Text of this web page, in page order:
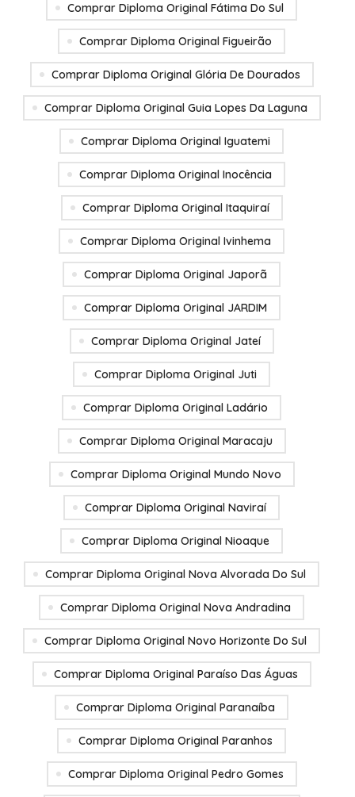
Comprar Diploma Original Fátima Do Sul
Comprar Diploma Original Figueirão
Comprar Diploma Original Glória De Dourados
Comprar Diploma Original Guia Lopes Da Laguna
Comprar Diploma Original Iguatemi
Comprar Diploma Original Inocência
Comprar Diploma Original Itaquiraí
Comprar Diploma Original Ivinhema
Comprar Diploma Original Japorã
Comprar Diploma Original JARDIM
Comprar Diploma Original Jateí
Comprar Diploma Original Juti
Comprar Diploma Original Ladário
Comprar Diploma Original Maracaju
Comprar Diploma Original Mundo Novo
Comprar Diploma Original Naviraí
Comprar Diploma Original Nioaque
Comprar Diploma Original Nova Alvorada Do Sul
Comprar Diploma Original Nova Andradina
Comprar Diploma Original Novo Horizonte Do Sul
Comprar Diploma Original Paraíso Das Águas
Comprar Diploma Original Paranaíba
Comprar Diploma Original Paranhos
Comprar Diploma Original Pedro Gomes